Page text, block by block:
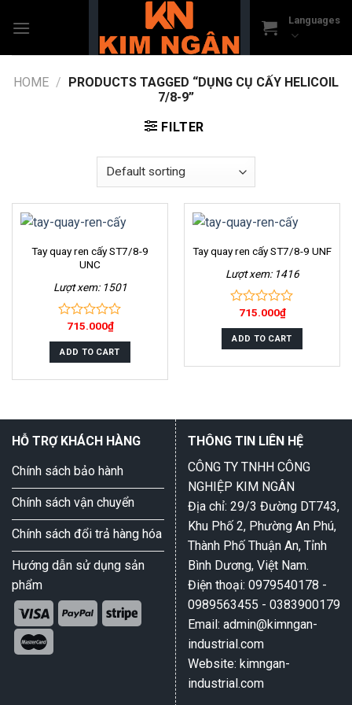
Languages
HOME / PRODUCTS TAGGED “DỤNG CỤ CẤY HELICOIL
7/8-9”
FILTER
Tay quay ren cấy ST7/8-9
UNC
Lượt xem: 1501
out
of
5
715.000₫
ADD TO CART
Tay quay ren cấy ST7/8-9 UNF
Lượt xem: 1416
out
of
5
715.000₫
ADD TO CART
HỖ TRỢ KHÁCH HÀNG
Chính sách bảo hành
Chính sách vận chuyển
Chính sách đổi trả hàng hóa
Hướng dẫn sử dụng sản
phẩm
THÔNG TIN LIÊN HỆ
CÔNG TY TNHH CÔNG
NGHIỆP KIM NGÂN
Địa chỉ: 29/3 Đường DT743,
Khu Phố 2, Phường An Phú,
Thành Phố Thuận An, Tỉnh
Bình Dương, Việt Nam.
Điện thoại: 0979540178 -
0989563455 - 0383900179
Email: admin@kimngan-
industrial.com
Website: kimngan-
industrial.com